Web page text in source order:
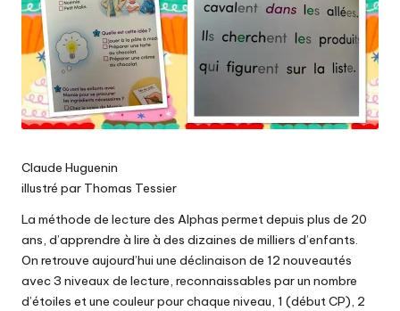
Claude Huguenin
illustré par Thomas Tessier
La méthode de lecture des Alphas permet depuis plus de 20
ans, d’apprendre à lire à des dizaines de milliers d’enfants.
On retrouve aujourd’hui une déclinaison de 12 nouveautés
avec 3 niveaux de lecture, reconnaissables par un nombre
d’étoiles et une couleur pour chaque niveau, 1 (début CP), 2